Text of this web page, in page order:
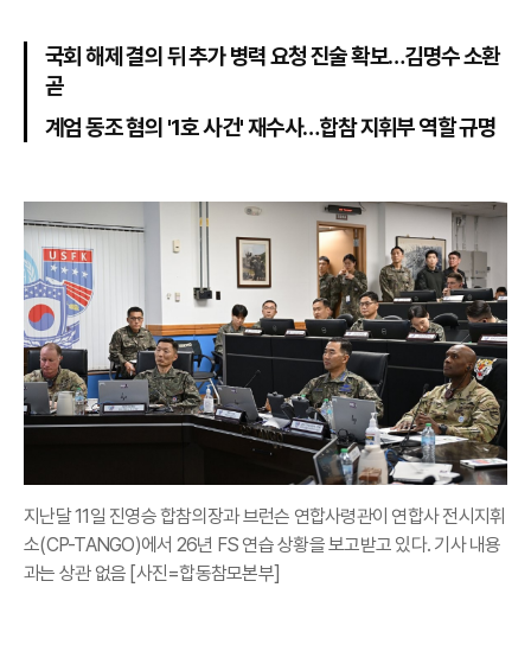
기
국회 해제 결의 뒤 추가 병력 요청 진술 확보…김명수 소환
곧
계엄 동조 혐의 '1호 사건' 재수사…합참 지휘부 역할 규명
지난달 11일 진영승 합참의장과 브런슨 연합사령관이 연합사 전시지휘
소(CP-TANGO)에서 26년 FS 연습 상황을 보고받고 있다. 기사 내용
과는 상관 없음 [사진=합동참모본부]